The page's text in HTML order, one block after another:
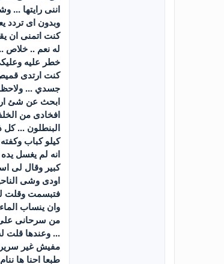
اننى رايتها ...
وبدون اى تردد
كنت اتمنى ان
له نعم .. خلاص
خطر عليه
كنت ارتدى
جسدي ... ولاحظت
ابحث عن شئ
افخادى من
البنطلون ...
كيلو كباب
انه لم يغسل
كبير وقال لى
اودى وشى
فتبسمت وقلت
وان ينساب
من سرحانى على
مفيش غير سرير
طبعا احنا ها